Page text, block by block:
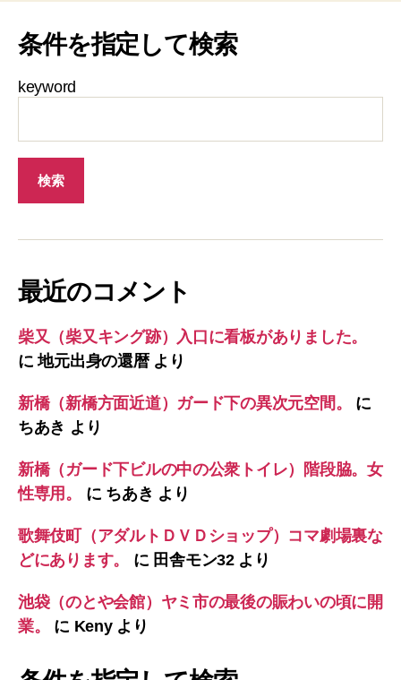
条件を指定して検索
keyword
最近のコメント
柴又（柴又キング跡）入口に看板がありました。
に地元出身の還暦より
新橋（新橋方面近道）ガード下の異次元空間。
に
ちあき より
新橋（ガード下ビルの中の公衆トイレ）階段脇。女
性専用。
に ちあき より
歌舞伎町（アダルトＤＶＤショップ）コマ劇場裏な
どにあります。
に 田舎モン32より
池袋（のとや会館）ヤミ市の最後の賑わいの頃に開
業。
に Kenyより